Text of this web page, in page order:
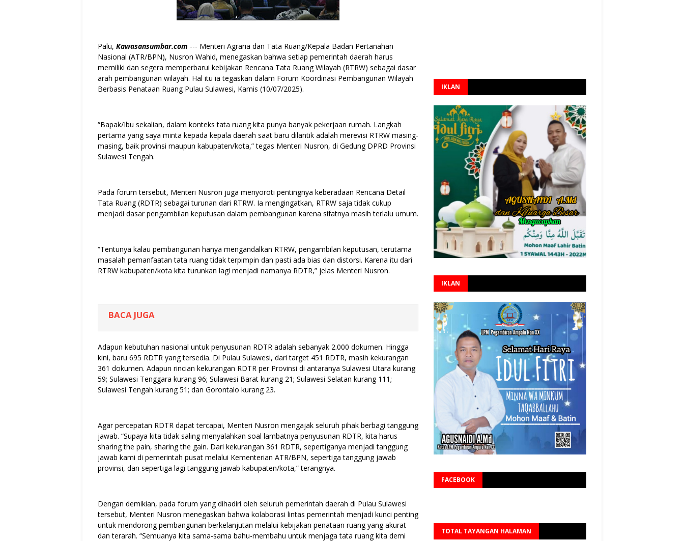
Palu, Kawasansumbar.com --- Menteri Agraria dan Tata Ruang/Kepala Badan Pertanahan
Nasional (ATR/BPN), Nusron Wahid, menegaskan bahwa setiap pemerintah daerah harus
memiliki dan segera memperbarui kebijakan Rencana Tata Ruang Wilayah (RTRW) sebagai dasar
arah pembangunan wilayah. Hal itu ia tegaskan dalam Forum Koordinasi Pembangunan Wilayah
Berbasis Penataan Ruang Pulau Sulawesi, Kamis (10/07/2025).
“Bapak/Ibu sekalian, dalam konteks tata ruang kita punya banyak pekerjaan rumah. Langkah
pertama yang saya minta kepada kepala daerah saat baru dilantik adalah merevisi RTRW masing-
masing, baik provinsi maupun kabupaten/kota,” tegas Menteri Nusron, di Gedung DPRD Provinsi
Sulawesi Tengah.
Pada forum tersebut, Menteri Nusron juga menyoroti pentingnya keberadaan Rencana Detail
Tata Ruang (RDTR) sebagai turunan dari RTRW. Ia mengingatkan, RTRW saja tidak cukup
menjadi dasar pengambilan keputusan dalam pembangunan karena sifatnya masih terlalu umum.
“Tentunya kalau pembangunan hanya mengandalkan RTRW, pengambilan keputusan, terutama
masalah pemanfaatan tata ruang tidak terpimpin dan pasti ada bias dan distorsi. Karena itu dari
RTRW kabupaten/kota kita turunkan lagi menjadi namanya RDTR,” jelas Menteri Nusron.
BACA JUGA
Adapun kebutuhan nasional untuk penyusunan RDTR adalah sebanyak 2.000 dokumen. Hingga
kini, baru 695 RDTR yang tersedia. Di Pulau Sulawesi, dari target 451 RDTR, masih kekurangan
361 dokumen. Adapun rincian kekurangan RDTR per Provinsi di antaranya Sulawesi Utara kurang
59; Sulawesi Tenggara kurang 96; Sulawesi Barat kurang 21; Sulawesi Selatan kurang 111;
Sulawesi Tengah kurang 51; dan Gorontalo kurang 23.
Agar percepatan RDTR dapat tercapai, Menteri Nusron mengajak seluruh pihak berbagi tanggung
jawab. “Supaya kita tidak saling menyalahkan soal lambatnya penyusunan RDTR, kita harus
sharing the pain, sharing the gain. Dari kekurangan 361 RDTR, sepertiganya menjadi tanggung
jawab kami di pemerintah pusat melalui Kementerian ATR/BPN, sepertiga tanggung jawab
provinsi, dan sepertiga lagi tanggung jawab kabupaten/kota,” terangnya.
Dengan demikian, pada forum yang dihadiri oleh seluruh pemerintah daerah di Pulau Sulawesi
tersebut, Menteri Nusron menegaskan bahwa kolaborasi lintas pemerintah menjadi kunci penting
untuk mendorong pembangunan berkelanjutan melalui kebijakan penataan ruang yang akurat
dan terarah. “Semuanya kita sama-sama bahu-membahu untuk menjaga tata ruang kita demi
IKLAN
IKLAN
FACEBOOK
TOTAL TAYANGAN HALAMAN